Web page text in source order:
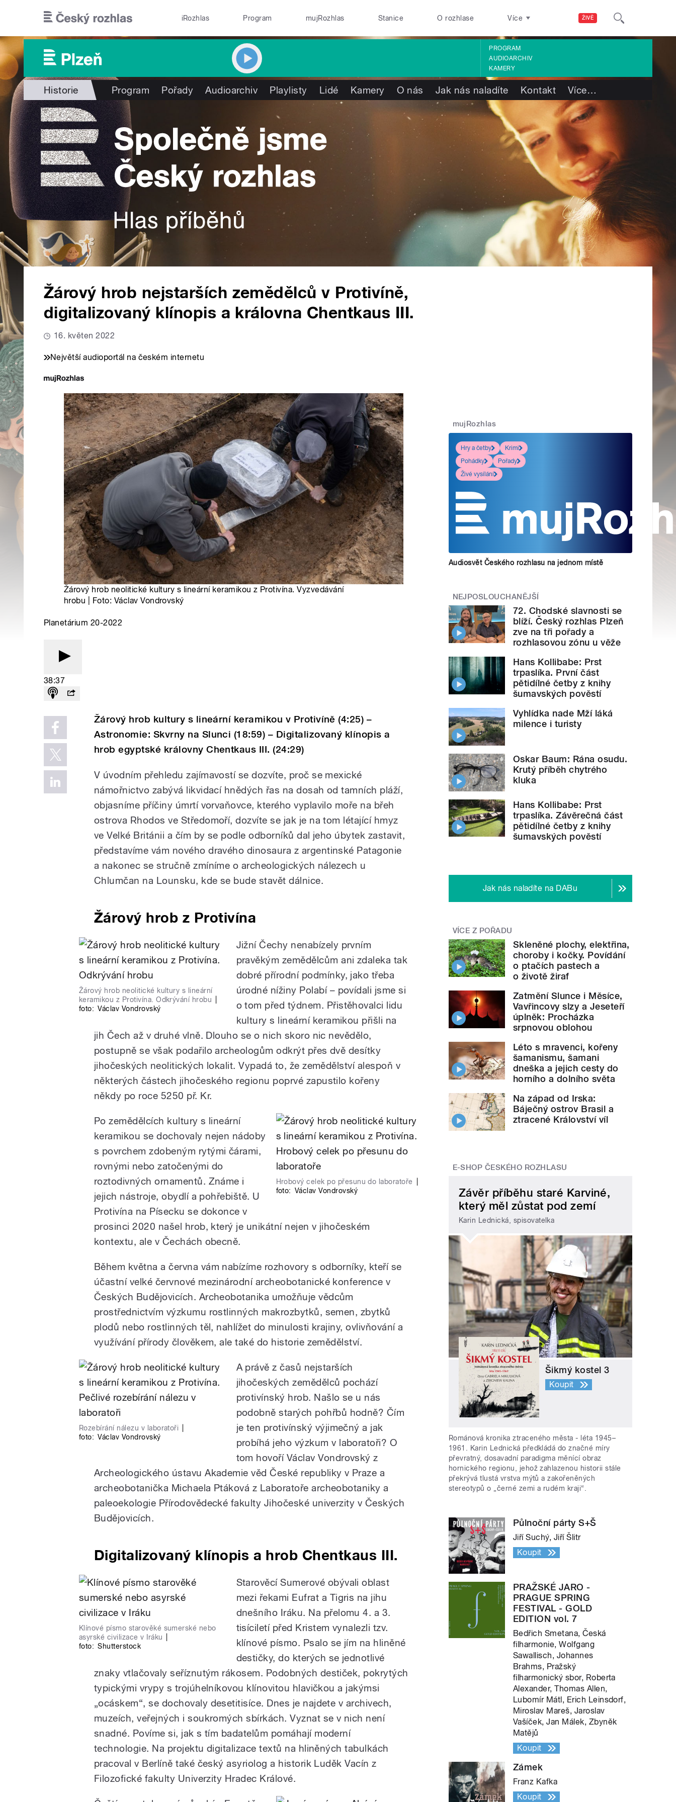
ŽIVĚ
iRozhlas Program mujRozhlas Stanice O rozhlase Více
PROGRAM
AUDIOARCHIV
KAMERY
Historie Program Pořady Audioarchiv Playlisty Lidé Kamery O nás Jak nás naladíte Kontakt Více…
Žárový hrob nejstarších zemědělců v Protivíně,
digitalizovaný klínopis a královna Chentkaus III.
16. květen 2022
Největší audioportál na českém internetu
Žárový hrob neolitické kultury s lineární keramikou z Protivína. Vyzvedávání
hrobu | Foto: Václav Vondrovský
Planetárium 20-2022
38:37
Žárový hrob kultury s lineární keramikou v Protivíně (4:25) –
Astronomie: Skvrny na Slunci (18:59) – Digitalizovaný klínopis a
hrob egyptské královny Chentkaus III. (24:29)
V úvodním přehledu zajímavostí se dozvíte, proč se mexické
námořnictvo zabývá likvidací hnědých řas na dosah od tamních pláží,
objasníme příčiny úmrtí vorvaňovce, kterého vyplavilo moře na břeh
ostrova Rhodos ve Středomoří, dozvíte se jak je na tom létající hmyz
ve Velké Británii a čím by se podle odborníků dal jeho úbytek zastavit,
představíme vám nového dravého dinosaura z argentinské Patagonie
a nakonec se stručně zmíníme o archeologických nálezech u
Chlumčan na Lounsku, kde se bude stavět dálnice.
Žárový hrob z Protivína
Žárový hrob neolitické kultury s lineární
keramikou z Protivína. Odkrývání hrobu
foto: Václav Vondrovský
Jižní Čechy nenabízely prvním
pravěkým zemědělcům ani zdaleka tak
dobré přírodní podmínky, jako třeba
úrodné nížiny Polabí – povídali jsme si
o tom před týdnem. Přistěhovalci lidu
kultury s lineární keramikou přišli na
jih Čech až v druhé vlně. Dlouho se o nich skoro nic nevědělo,
postupně se však podařilo archeologům odkrýt přes dvě desítky
jihočeských neolitických lokalit. Vypadá to, že zemědělství alespoň v
některých částech jihočeského regionu poprvé zapustilo kořeny
někdy po roce 5250 př. Kr.
Hrobový celek po přesunu do laboratoře
foto: Václav Vondrovský
Po zemědělcích kultury s lineární
keramikou se dochovaly nejen nádoby
s povrchem zdobeným rytými čárami,
rovnými nebo zatočenými do
roztodivných ornamentů. Známe i
jejich nástroje, obydlí a pohřebiště. U
Protivína na Písecku se dokonce v
prosinci 2020 našel hrob, který je unikátní nejen v jihočeském
kontextu, ale v Čechách obecně.
Během května a června vám nabízíme rozhovory s odborníky, kteří se
účastní velké červnové mezinárodní archeobotanické konference v
Českých Budějovicích. Archeobotanika umožňuje vědcům
prostřednictvím výzkumu rostlinných makrozbytků, semen, zbytků
plodů nebo rostlinných těl, nahlížet do minulosti krajiny, ovlivňování a
využívání přírody člověkem, ale také do historie zemědělství.
Rozebírání nálezu v laboratoři
foto: Václav Vondrovský
A právě z časů nejstarších
jihočeských zemědělců pochází
protivínský hrob. Našlo se u nás
podobně starých pohřbů hodně? Čím
je ten protivínský výjimečný a jak
probíhá jeho výzkum v laboratoři? O
tom hovoří Václav Vondrovský z
Archeologického ústavu Akademie věd České republiky v Praze a
archeobotanička Michaela Ptáková z Laboratoře archeobotaniky a
paleoekologie Přírodovědecké fakulty Jihočeské univerzity v Českých
Budějovicích.
Digitalizovaný klínopis a hrob Chentkaus III.
Klínové písmo starověké sumerské nebo
asyrské civilizace v Iráku
foto: Shutterstock
Starověcí Sumerové obývali oblast
mezi řekami Eufrat a Tigris na jihu
dnešního Iráku. Na přelomu 4. a 3.
tisíciletí před Kristem vynalezli tzv.
klínové písmo. Psalo se jím na hliněné
destičky, do kterých se jednotlivé
znaky vtlačovaly seříznutým rákosem. Podobných destiček, pokrytých
typickými vrypy s trojúhelníkovou klínovitou hlavičkou a jakýmsi
„ocáskem“, se dochovaly desetitisíce. Dnes je najdete v archivech,
muzeích, veřejných i soukromých sbírkách. Vyznat se v nich není
snadné. Povíme si, jak s tím badatelům pomáhají moderní
technologie. Na projektu digitalizace textů na hliněných tabulkách
pracoval v Berlíně také český asyriolog a historik Luděk Vacín z
Filozofické fakulty Univerzity Hradec Králové.
mujRozhlas
Hry a četby
Krimi
Pohádky
Pořady
Živé vysílání
Audiosvět Českého rozhlasu na jednom místě
NEJPOSLOUCHANĚJŠÍ
72. Chodské slavnosti se
blíží. Český rozhlas Plzeň
zve na tři pořady a
rozhlasovou zónu u věže
Hans Kollibabe: Prst
trpaslíka. První část
pětidílné četby z knihy
šumavských pověstí
Vyhlídka nade Mží láká
milence i turisty
Oskar Baum: Rána osudu.
Krutý příběh chytrého
kluka
Hans Kollibabe: Prst
trpaslíka. Závěrečná část
pětidílné četby z knihy
šumavských pověstí
Jak nás naladíte na DABu
VÍCE Z POŘADU
Skleněné plochy, elektřina,
choroby i kočky. Povídání
o ptačích pastech a
o životě žiraf
Zatmění Slunce i Měsíce,
Vavřincovy slzy a Jeseteří
úplněk: Procházka
srpnovou oblohou
Léto s mravenci, kořeny
šamanismu, šamani
dneška a jejich cesty do
horního a dolního světa
Na západ od Irska:
Báječný ostrov Brasil a
ztracené Království víl
E-SHOP ČESKÉHO ROZHLASU
Závěr příběhu staré Karviné,
který měl zůstat pod zemí
Karin Lednická, spisovatelka
Šikmý kostel 3
Koupit
Románová kronika ztraceného města - léta 1945–
1961. Karin Lednická předkládá do značné míry
převratný, dosavadní paradigma měnící obraz
hornického regionu, jehož zahlazenou historii stále
překrývá tlustá vrstva mýtů a zakořeněných
stereotypů o „černé zemi a rudém kraji“.
Půlnoční párty S+Š
Jiří Suchý, Jiří Šlitr
Koupit
PRAŽSKÉ JARO -
PRAGUE SPRING
FESTIVAL - GOLD
EDITION vol. 7
Bedřich Smetana, Česká
filharmonie, Wolfgang
Sawallisch, Johannes
Brahms, Pražský
filharmonický sbor, Roberta
Alexander, Thomas Allen,
Lubomír Mátl, Erich Leinsdorf,
Miroslav Mareš, Jaroslav
Vašíček, Jan Málek, Zbyněk
Matějů
Koupit
Zámek
Franz Kafka
Koupit